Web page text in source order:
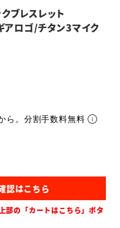
ブレスレット
ロゴ/チタン3マイク
ら。分割手数料無料
部の「カートはこちら」ボタ